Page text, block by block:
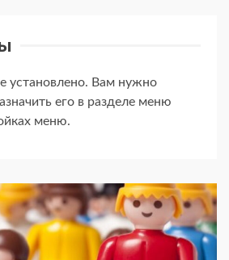
установлено. Вам нужно
его в разделе меню
меню.